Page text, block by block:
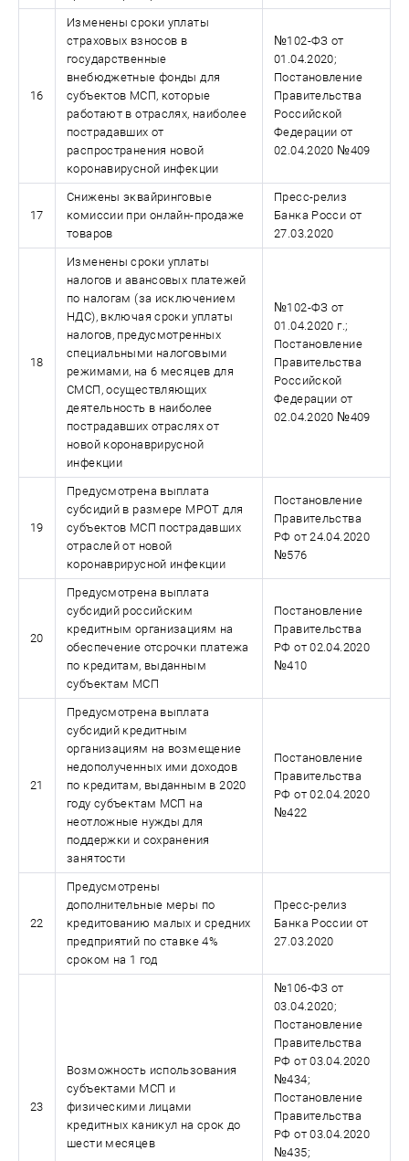
16
Изменены сроки уплаты
страховых взносов в
государственные
внебюджетные фонды для
субъектов МСП, которые
работают в отраслях, наиболее
пострадавших от
распространения новой
коронавирусной инфекции
№102-ФЗ от
01.04.2020;
Постановление
Правительства
Российской
Федерации от
02.04.2020 №409
17
Снижены эквайринговые
комиссии при онлайн-продаже
товаров
Пресс-релиз
Банка Росси от
27.03.2020
18
Изменены сроки уплаты
налогов и авансовых платежей
по налогам (за исключением
НДС), включая сроки уплаты
налогов, предусмотренных
специальными налоговыми
режимами, на 6 месяцев для
СМСП, осуществляющих
деятельность в наиболее
пострадавших отраслях от
новой коронаврирусной
инфекции
№102-ФЗ от
01.04.2020 г.;
Постановление
Правительства
Российской
Федерации от
02.04.2020 №409
19
Предусмотрена выплата
субсидий в размере МРОТ для
субъектов МСП пострадавших
отраслей от новой
коронаврирусной инфекции
Постановление
Правительства
РФ от 24.04.2020
№576
20
Предусмотрена выплата
субсидий российским
кредитным организациям на
обеспечение отсрочки платежа
по кредитам, выданным
субъектам МСП
Постановление
Правительства
РФ от 02.04.2020
№410
21
Предусмотрена выплата
субсидий кредитным
организациям на возмещение
недополученных ими доходов
по кредитам, выданным в 2020
году субъектам МСП на
неотложные нужды для
поддержки и сохранения
занятости
Постановление
Правительства
РФ от 02.04.2020
№422
22
Предусмотрены
дополнительные меры по
кредитованию малых и средних
предприятий по ставке 4%
сроком на 1 год
Пресс-релиз
Банка России от
27.03.2020
23
Возможность использования
субъектами МСП и
физическими лицами
кредитных каникул на срок до
шести месяцев
№106-ФЗ от
03.04.2020;
Постановление
Правительства
РФ от 03.04.2020
№434;
Постановление
Правительства
РФ от 03.04.2020
№435;